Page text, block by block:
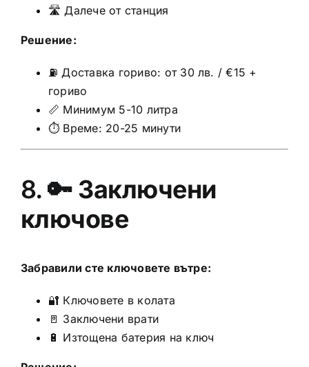
🛣️ Далече от станция
Решение:
⛽ Доставка гориво: от 30 лв. / €15 +
гориво
📏 Минимум 5-10 литра
⏱️ Време: 20-25 минути
8. 🔑 Заключени
ключове
Забравили сте ключовете вътре:
🔐 Ключовете в колата
🚪 Заключени врати
🔋 Изтощена батерия на ключ